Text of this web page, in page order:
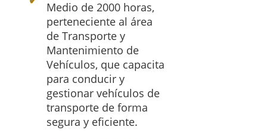
Medio de 2000 horas,
perteneciente al área
de Transporte y
Mantenimiento de
Vehículos, que capacita
para conducir y
gestionar vehículos de
transporte de forma
segura y eficiente.